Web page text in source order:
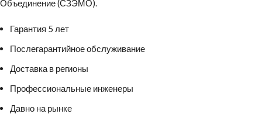
Объединение (СЗЭМО).
Гарантия 5 лет
Послегарантийное обслуживание
Доставка в регионы
Профессиональные инженеры
Давно на рынке